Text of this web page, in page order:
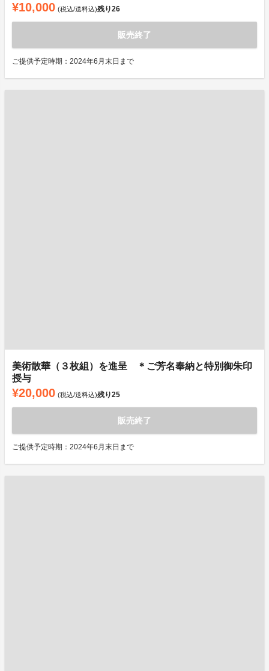
¥10,000 (税込/送料込)残り26
販売終了
ご提供予定時期：2024年6月末日まで
美術散華（３枚組）を進呈 ＊ご芳名奉納と特別御朱印
授与
¥20,000 (税込/送料込)残り25
販売終了
ご提供予定時期：2024年6月末日まで